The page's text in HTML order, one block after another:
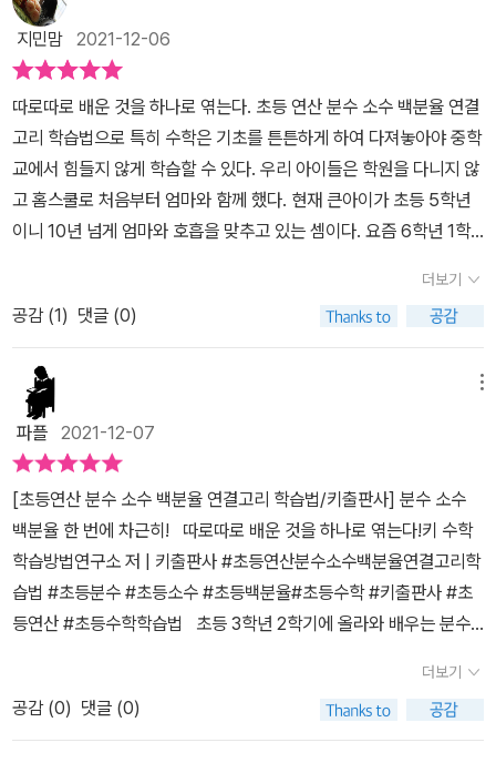
지민맘 2021-12-06
따로따로 배운 것을 하나로 엮는다. 초등 연산 분수 소수 백분율 연결
고리 학습법으로 특히 수학은 기초를 튼튼하게 하여 다져놓아야 중학
교에서 힘들지 않게 학습할 수 있다. 우리 아이들은 학원을 다니지 않
고 홈스쿨로 처음부터 엄마와 함께 했다. 현재 큰아이가 초등 5학년
이니 10년 넘게 엄마와 호흡을 맞추고 있는 셈이다. 요즘 6학년 1학
행이 좋다 안 좋다란 말이 많이 있지만 꾸준히 기본을 탄탄히 한다면
약간의 선행도 좋을 듯하다. 하나하나 공부했다면 그 토대로 연결고
리를 통해 공부하는 것도 좋은 효과를 낼 수 있다 생각에서 이 책을 꼭
한번 읽어 보고 싶었다. 함께 학습을 하면 서로를 자극하여 시냅스를
활성화할 수 있는 주제가 있는데 이 부분이 바로 분수, 소수, 백분율이
라고 한다. 이는 중학교를 가기 전에 꼭 학습하고 가야 할 부분이기도
하다. 시작하기 전에 '약속해요'란 서명란이 있는 참 재미있는 책이다.
바르게 앉아 공부하기, 꼼꼼히 읽고, 개념 설명은 소리 내어 읽습니다.
바른 글씨로 또박또박 씁니다. 책을 소중히 다룹니다. ^^아이들이 기
본적으로 지켜야 하는 4항목으로 서명까지 하게 되어 있네요 ^^ 분
수, 소수, 백분율을 따로따로 생각하지 않고 처음부터 함께 간다. 이
책 한 권으로 세 가지를 한 번에 해결하는 연결고리 학습법 간단명료
해서 좋은 것 같아요. 단원 소개를 꼭 읽어보고 가라는 저자의 조언으
로 단원 소개를 꼼꼼하게 읽고 갔다. 그러고 나면 핵심정리와 고리 만
더보기
공감 (1) 댓글 (0)
파플 2021-12-07
[초등연산 분수 소수 백분율 연결고리 학습법/키출판사] 분수 소수
백분율 한 번에 차근히! 따로따로 배운 것을 하나로 엮는다!키 수학
학습방법연구소 저 | 키출판사 #초등연산분수소수백분율연결고리학
습법 #초등분수 #초등소수 #초등백분율#초등수학 #키출판사 #초
등연산 #초등수학학습법 초등 3학년 2학기에 올라와 배우는 분수
배웠지요헌데, 아이가 단평을 시험보고 와서 틀린 문제가 눈에 보이
더라고요아하~ 우리 아이가 여기서 약하구나헌데 다른 문제를 풀려
봤더니 역시나 제대로 이해를 못하고 있더라고요왜? 어떻게~?허허
더보기
공감 (0) 댓글 (0)